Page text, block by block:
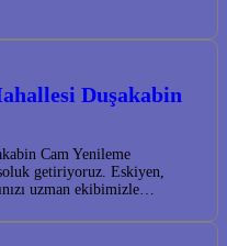
Duşakabin
Cam Yenileme
getiriyoruz. Eskiyen,
uzman ekibimizle…